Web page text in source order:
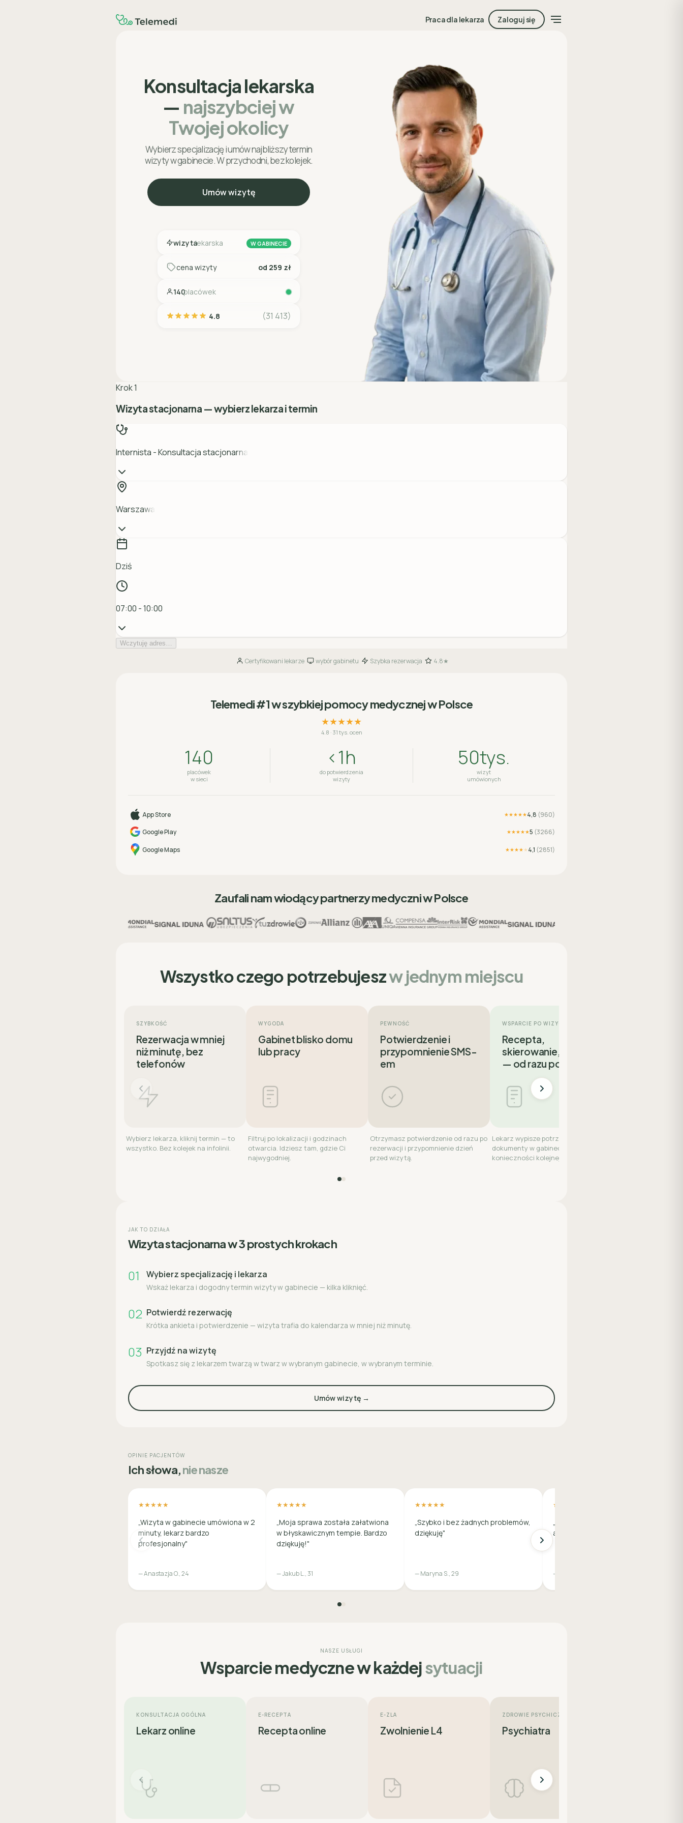
Praca dla lekarza Zaloguj się
Konsultacja lekarska
— najszybciej w
Twojej okolicy
Wybierz specjalizację i umów najbliższy termin
wizyty w gabinecie. W przychodni, bez kolejek.
Umów wizytę
wizytalekarska W GABINECIE
cena wizyty od 259 zł
140placówek
4.8 (31 413)
Certyfikowani lekarze· wybór gabinetu Szybka rezerwacja 4.8★
Telemedi #1 w szybkiej pomocy medycznej w Polsce
★★★★★
4.8 · 31 tys. ocen
140
placówek
w sieci
<1h
do potwierdzenia
wizyty
50tys.
wizyt
umówionych
App Store ★★★★★4,8 (960)
Google Play
★★★★★5 (3266)
Google Maps ★★★★★4,1 (2851)
Zaufali nam wiodący partnerzy medyczni w Polsce
Wszystko czego potrzebujeszw jednym miejscu
SZYBKOŚĆ
Rezerwacja w mniej
niż minutę, bez
telefonów
Wybierz lekarza, kliknij termin — to
wszystko. Bez kolejek na infolinii.
WYGODA
Gabinet blisko domu
lub pracy
Filtruj po lokalizacji i godzinach
otwarcia. Idziesz tam, gdzie Ci
najwygodniej.
PEWNOŚĆ
Potwierdzenie i
przypomnienie SMS-
em
Otrzymasz potwierdzenie od razu po
rezerwacji i przypomnienie dzień
przed wizytą.
WSPARCIE PO WIZYCIE
Recepta,
skierowanie, badania
— od razu po wizycie
Lekarz wypisze potrzebne
dokumenty w gabinecie, bez
konieczności kolejnej wizyty.
JAK TO DZIAŁA
Wizyta stacjonarna w 3 prostych krokach
01 Wybierz specjalizację i lekarza
Wskaż lekarza i dogodny termin wizyty w gabinecie — kilka kliknięć.
02 Potwierdź rezerwację
Krótka ankieta i potwierdzenie — wizyta trafia do kalendarza w mniej niż minutę.
03 Przyjdź na wizytę
Spotkasz się z lekarzem twarzą w twarz w wybranym gabinecie, w wybranym terminie.
Umów wizytę →
OPINIE PACJENTÓW
Ich słowa,nie nasze
★★★★★
„Wizyta w gabinecie umówiona w 2
minuty, lekarz bardzo
profesjonalny"
— Anastazja O., 24
★★★★★
„Moja sprawa została załatwiona
w błyskawicznym tempie. Bardzo
dziękuję!"
— Jakub L., 31
★★★★★
„Szybko i bez żadnych problemów,
dziękuję"
— Maryna S., 29
★★★★★
„Szybko, sprawnie i w miłej
atmosferze!"
— Krzysztof Ł., 41
NASZE USŁUGI
Wsparcie medyczne w każdejsytuacji
KONSULTACJA OGÓLNA
Lekarz online
E-RECEPTA
Recepta online
E-ZLA
Zwolnienie L4
ZDROWIE PSYCHICZNE
Psychiatra